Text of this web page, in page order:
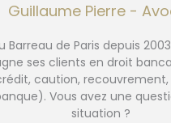
Guillaume Pierre -
Barreau de Paris depuis
ses clients en droit
caution, recouvrement,
Vous avez une
situation ?